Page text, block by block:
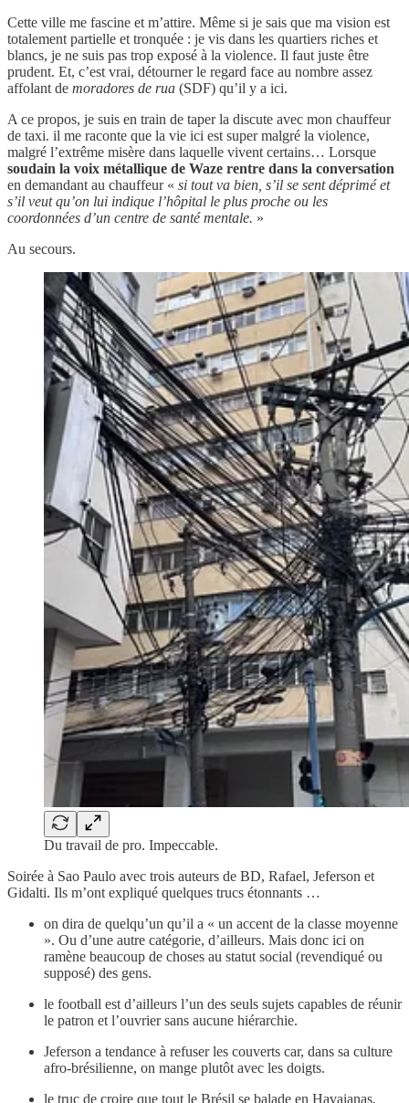
Cette ville me fascine et m’attire. Même si je sais que ma vision est
totalement partielle et tronquée : je vis dans les quartiers riches et
blancs, je ne suis pas trop exposé à la violence. Il faut juste être
prudent. Et, c’est vrai, détourner le regard face au nombre assez
affolant de moradores de rua (SDF) qu’il y a ici.
A ce propos, je suis en train de taper la discute avec mon chauffeur
de taxi. il me raconte que la vie ici est super malgré la violence,
malgré l’extrême misère dans laquelle vivent certains… Lorsque
soudain la voix métallique de Waze rentre dans la conversation
en demandant au chauffeur « si tout va bien, s’il se sent déprimé et
s’il veut qu’on lui indique l’hôpital le plus proche ou les
coordonnées d’un centre de santé mentale. »
Au secours.
Du travail de pro. Impeccable.
Soirée à Sao Paulo avec trois auteurs de BD, Rafael, Jeferson et
Gidalti. Ils m’ont expliqué quelques trucs étonnants …
on dira de quelqu’un qu’il a « un accent de la classe moyenne
». Ou d’une autre catégorie, d’ailleurs. Mais donc ici on
ramène beaucoup de choses au statut social (revendiqué ou
supposé) des gens.
le football est d’ailleurs l’un des seuls sujets capables de réunir
le patron et l’ouvrier sans aucune hiérarchie.
Jeferson a tendance à refuser les couverts car, dans sa culture
afro-brésilienne, on mange plutôt avec les doigts.
le truc de croire que tout le Brésil se balade en Havaianas,